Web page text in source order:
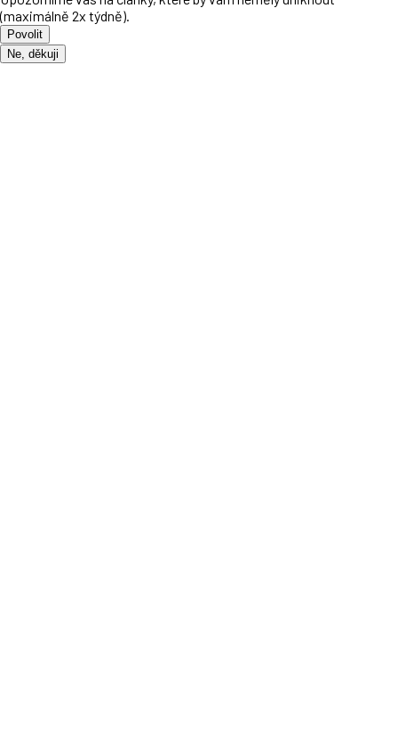
(maximálně 2x týdně).
Povolit
Ne, děkuji